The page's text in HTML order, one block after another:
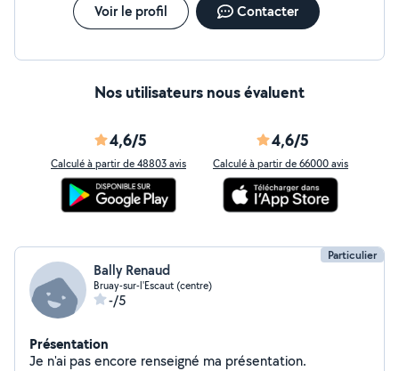
Voir le profil Contacter
Nos utilisateurs nous évaluent
4,6/5
Calculé à partir de 48803 avis
4,6/5
Calculé à partir de 66000 avis
Particulier
Bally Renaud
Bruay-sur-l'Escaut (centre)
-/5
Présentation
Je n'ai pas encore renseigné ma présentation.